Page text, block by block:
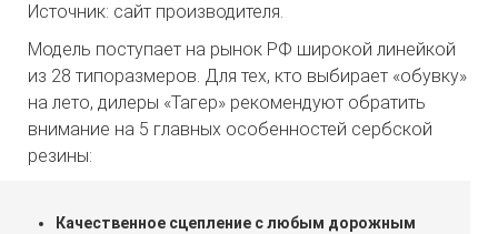
Источник: сайт производителя.
Модель поступает на рынок РФ широкой линейкой
из 28 типоразмеров. Для тех, кто выбирает «обувку»
на лето, дилеры «Тагер» рекомендуют обратить
внимание на 5 главных особенностей сербской
резины:
Качественное сцепление с любым дорожным